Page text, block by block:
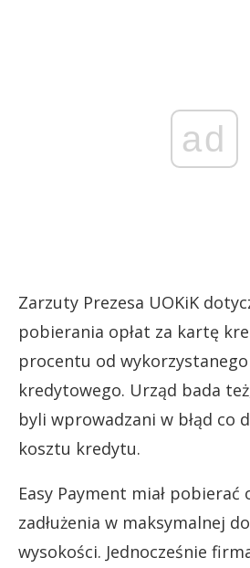
ad
Zarzuty Prezesa UOKiK
pobierania opłat za kartę
procentu od
kredytowego. Urząd bada
byli wprowadzani w błąd co
kosztu kredytu.
Easy Payment miał pobierać
zadłużenia w maksymalnej
wysokości. Jednocześnie